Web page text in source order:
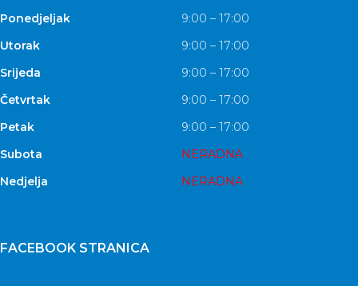
Ponedjeljak
9:00 – 17:00
Utorak
9:00 – 17:00
Srijeda
9:00 – 17:00
Četvrtak
9:00 – 17:00
Petak
9:00 – 17:00
Subota
NERADNA
Nedjelja
NERADNA
FACEBOOK STRANICA